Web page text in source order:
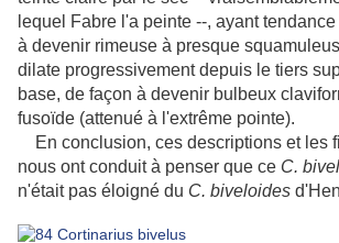
lequel Fabre l'a peinte --, ayant
à devenir rimeuse à presque
dilate progressivement depuis le tiers
base, de façon à devenir bulbeux
fusoïde (attenué à l'extrême pointe).
En conclusion, ces descriptions et les
nous ont conduit à penser que ce C.
n'était pas éloigné du C. biveloides